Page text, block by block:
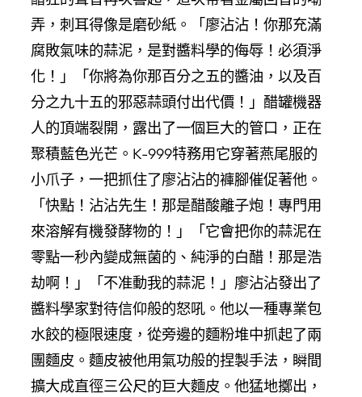
弄，刺耳得像是磨砂紙。「廖沾沾！你那充滿
腐敗氣味的蒜泥，是對醬料學的侮辱！必須淨
化！」「你將為你那百分之五的醬油，以及百
分之九十五的邪惡蒜頭付出代價！」醋罐機器
人的頂端裂開，露出了一個巨大的管口，正在
聚積藍色光芒。K-999特務用它穿著燕尾服的
小爪子，一把抓住了廖沾沾的褲腳催促著他。
「快點！沾沾先生！那是醋酸離子炮！專門用
來溶解有機發酵物的！」「它會把你的蒜泥在
零點一秒內變成無菌的、純淨的白醋！那是浩
劫啊！」「不准動我的蒜泥！」廖沾沾發出了
醬料學家對待信仰般的怒吼。他以一種專業包
水餃的極限速度，從旁邊的麵粉堆中抓起了兩
團麵皮。麵皮被他用氣功般的捏製手法，瞬間
擴大成直徑三公尺的巨大麵皮。他猛地擲出，